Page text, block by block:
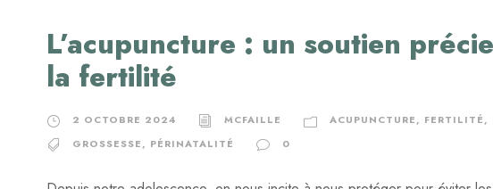
L’acupuncture : un soutien
la fertilité
2 OCTOBRE 2024 MCFAILLE ACUPUNCTURE, FERTILITÉ,
GROSSESSE, PÉRINATALITÉ 0